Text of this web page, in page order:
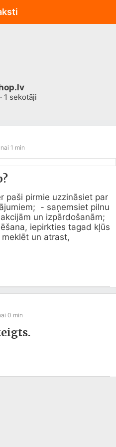
1 sekotāji
1 min
paši pirmie uzzināsiet par
- saņemsiet pilnu
un izpārdošanām;
iepirkties tagad kļūs
un atrast,
0 min